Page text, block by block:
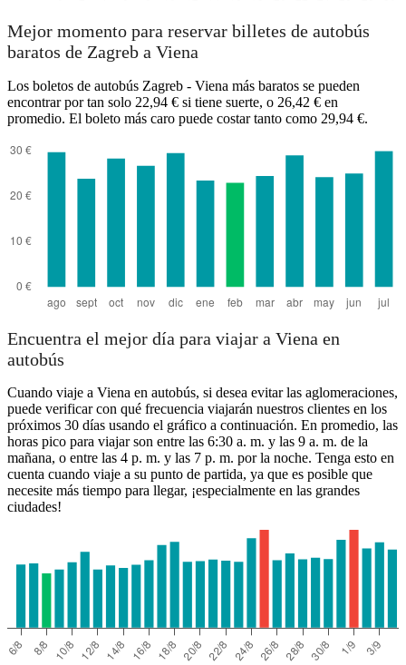
Mejor momento para reservar billetes de autobús
baratos de Zagreb a Viena
Los boletos de autobús Zagreb - Viena más baratos se pueden
encontrar por tan solo 22,94 € si tiene suerte, o 26,42 € en
promedio. El boleto más caro puede costar tanto como 29,94 €.
Encuentra el mejor día para viajar a Viena en
autobús
Cuando viaje a Viena en autobús, si desea evitar las aglomeraciones,
puede verificar con qué frecuencia viajarán nuestros clientes en los
próximos 30 días usando el gráfico a continuación. En promedio, las
horas pico para viajar son entre las 6:30 a. m. y las 9 a. m. de la
mañana, o entre las 4 p. m. y las 7 p. m. por la noche. Tenga esto en
cuenta cuando viaje a su punto de partida, ya que es posible que
necesite más tiempo para llegar, ¡especialmente en las grandes
ciudades!